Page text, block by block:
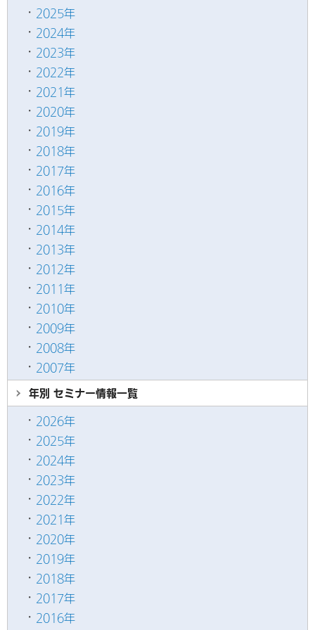
2025年
2024年
2023年
2022年
2021年
2020年
2019年
2018年
2017年
2016年
2015年
2014年
2013年
2012年
2011年
2010年
2009年
2008年
2007年
年別 セミナー情報一覧
2026年
2025年
2024年
2023年
2022年
2021年
2020年
2019年
2018年
2017年
2016年